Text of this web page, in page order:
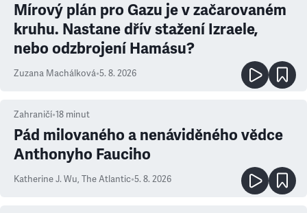
Mírový plán pro Gazu je v začarovaném
kruhu. Nastane dřív stažení Izraele,
nebo odzbrojení Hamásu?
Zuzana Machálková•5. 8. 2026
Zahraničí•18 minut
Pád milovaného a nenáviděného vědce
Anthonyho Fauciho
Katherine J. Wu, The Atlantic•5. 8. 2026